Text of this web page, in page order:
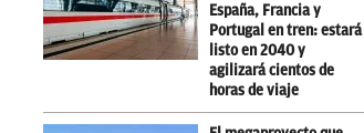
España, Francia y
Portugal en tren: estará
listo en 2040 y
agilizará cientos de
horas de viaje